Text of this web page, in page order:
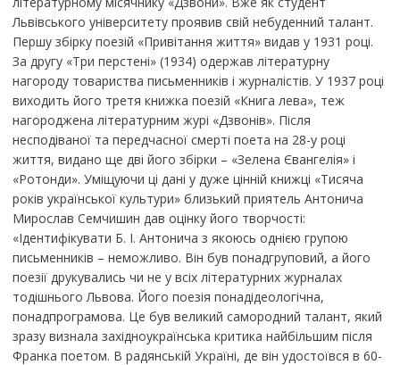
Львівського університету проявив свій небуденний талант.
Першу збірку поезій «Привітання життя» видав у 1931 році.
За другу «Три перстені» (1934) одержав літературну
нагороду товариства письменників і журналістів. У 1937 році
виходить його третя книжка поезій «Книга лева», теж
нагороджена літературним журі «Дзвонів». Після
несподіваної та передчасної смерті поета на 28-у році
життя, видано ще дві його збірки – «Зелена Євангелія» і
«Ротонди». Уміщуючи ці дані у дуже цінній книжці «Тисяча
років української культури» близький приятель Антонича
Мирослав Семчишин дав оцінку його творчості:
«Ідентифікувати Б. І. Антонича з якоюсь однією групою
письменників – неможливо. Він був понадгруповий, а його
поезії друкувались чи не у всіх літературних журналах
тодішнього Львова. Його поезія понадідеологічна,
понадпрограмова. Це був великий самородний талант, який
зразу визнала західноукраїнська критика найбільшим після
Франка поетом. В радянській Україні, де він удостоївся в 60-